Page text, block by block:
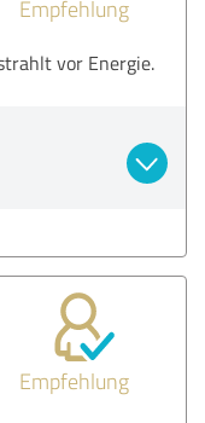
Empfehlung
vor Energie.
Empfehlung